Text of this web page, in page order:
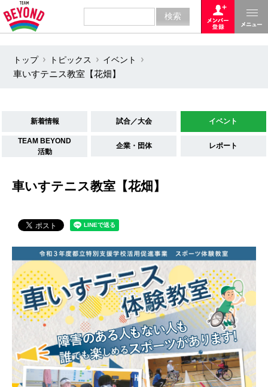
トップ トピックス
イベント
車いすテニス教室【花畑】
新着情報 試合／大会 イベント
TEAM BEYOND
活動
企業・団体 レポート
車いすテニス教室【花畑】